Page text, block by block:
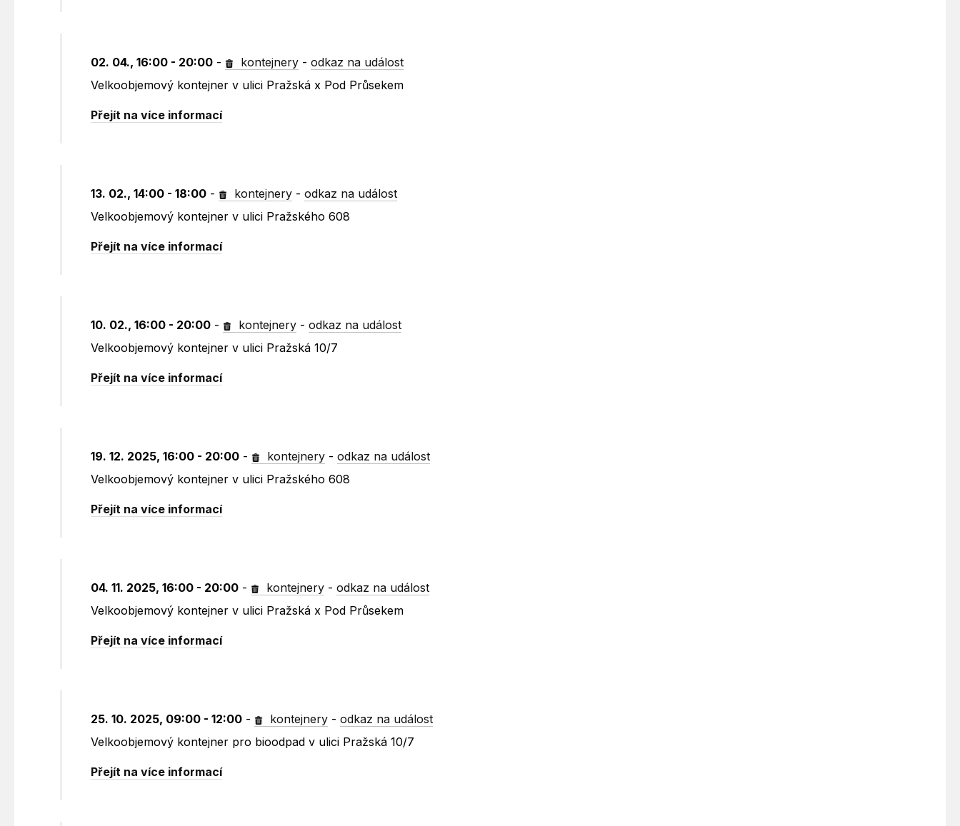
02. 04., 16:00 - 20:00 - kontejnery -odkaz na událost
Velkoobjemový kontejner v ulici Pražská x Pod Průsekem
Přejít na více informací
13. 02., 14:00 - 18:00 - kontejnery -odkaz na událost
Velkoobjemový kontejner v ulici Pražského 608
Přejít na více informací
10. 02., 16:00 - 20:00 - kontejnery -odkaz na událost
Velkoobjemový kontejner v ulici Pražská 10/7
Přejít na více informací
19. 12. 2025, 16:00 - 20:00 - kontejnery -odkaz na událost
Velkoobjemový kontejner v ulici Pražského 608
Přejít na více informací
04. 11. 2025, 16:00 - 20:00 - kontejnery -odkaz na událost
Velkoobjemový kontejner v ulici Pražská x Pod Průsekem
Přejít na více informací
25. 10. 2025, 09:00 - 12:00 - kontejnery -odkaz na událost
Velkoobjemový kontejner pro bioodpad v ulici Pražská 10/7
Přejít na více informací